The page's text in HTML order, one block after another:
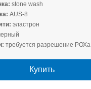
stone wash
AUS-8
эластрон
требуется разрешение РОХа
Купить